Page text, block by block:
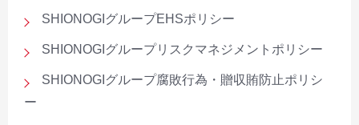
SHIONOGIグループEHSポリシー
SHIONOGIグループリスクマネジメントポリシー
SHIONOGIグループ腐敗行為・贈収賄防止ポリシ
ー